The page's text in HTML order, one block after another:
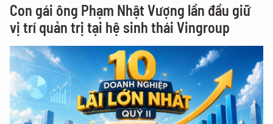
Con gái ông Phạm Nhật Vượng lần đầu giữ
vị trí quản trị tại hệ sinh thái Vingroup